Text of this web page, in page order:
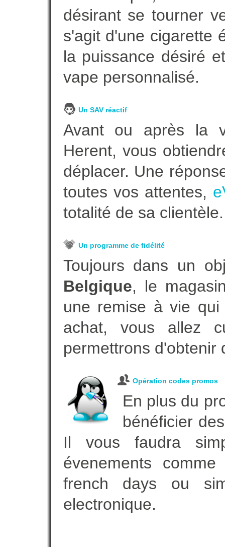
désirant se tourner
s'agit d'une cigarette
la puissance désiré
vape personnalisé.
Un SAV réactif
Avant ou après la
Herent, vous
déplacer. Une
toutes vos attentes,
totalité de sa clientèle.
Un programme de fidélité
Toujours dans un
Belgique, le
une remise à vie qui
achat, vous allez
permettrons d'obtenir
Opération codes promos
En plus du
bénéficier
Il vous faudra
évenements
french days ou
electronique.